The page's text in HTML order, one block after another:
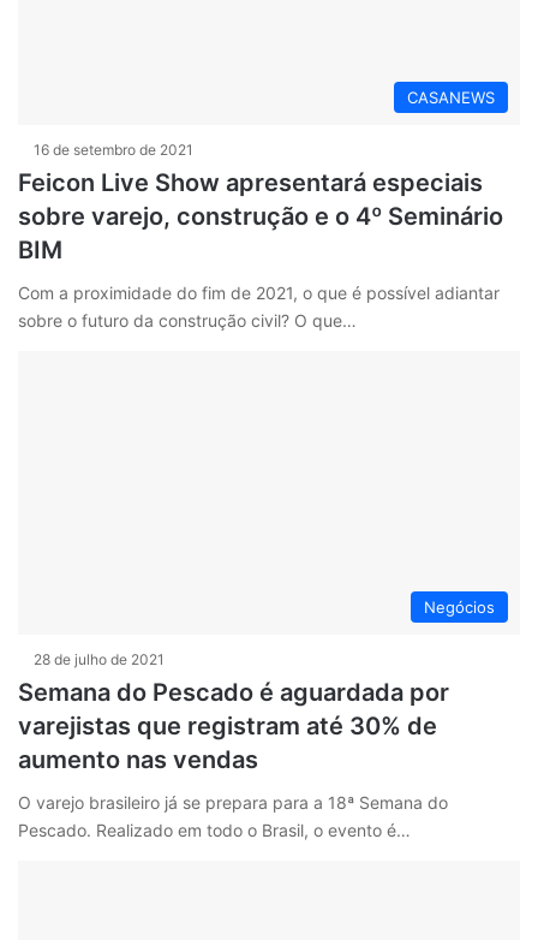
CASANEWS
16 de setembro de 2021
Feicon Live Show apresentará especiais
sobre varejo, construção e o 4º Seminário
BIM
Com a proximidade do fim de 2021, o que é possível adiantar
sobre o futuro da construção civil? O que…
Negócios
28 de julho de 2021
Semana do Pescado é aguardada por
varejistas que registram até 30% de
aumento nas vendas
O varejo brasileiro já se prepara para a 18ª Semana do
Pescado. Realizado em todo o Brasil, o evento é…